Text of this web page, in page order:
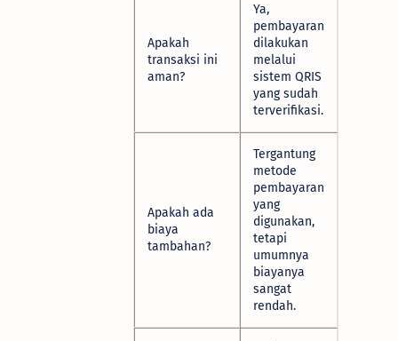
Apakah
transaksi ini
aman?
Ya,
pembayaran
dilakukan
melalui
sistem QRIS
yang sudah
terverifikasi.
Apakah ada
biaya
tambahan?
Tergantung
metode
pembayaran
yang
digunakan,
tetapi
umumnya
biayanya
sangat
rendah.